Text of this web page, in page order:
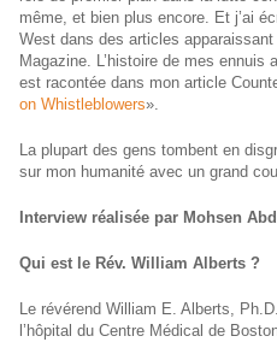
même, et bien plus encore. Et j’ai
West dans des articles
Magazine. L’histoire de mes
est racontée dans mon article
on Whistleblowers».
La plupart des gens tombent en
sur mon humanité avec un grand
Interview réalisée par Mohsen
Qui est le Rév. William Alberts ?
Le révérend William E. Alberts,
l’hôpital du Centre Médical de